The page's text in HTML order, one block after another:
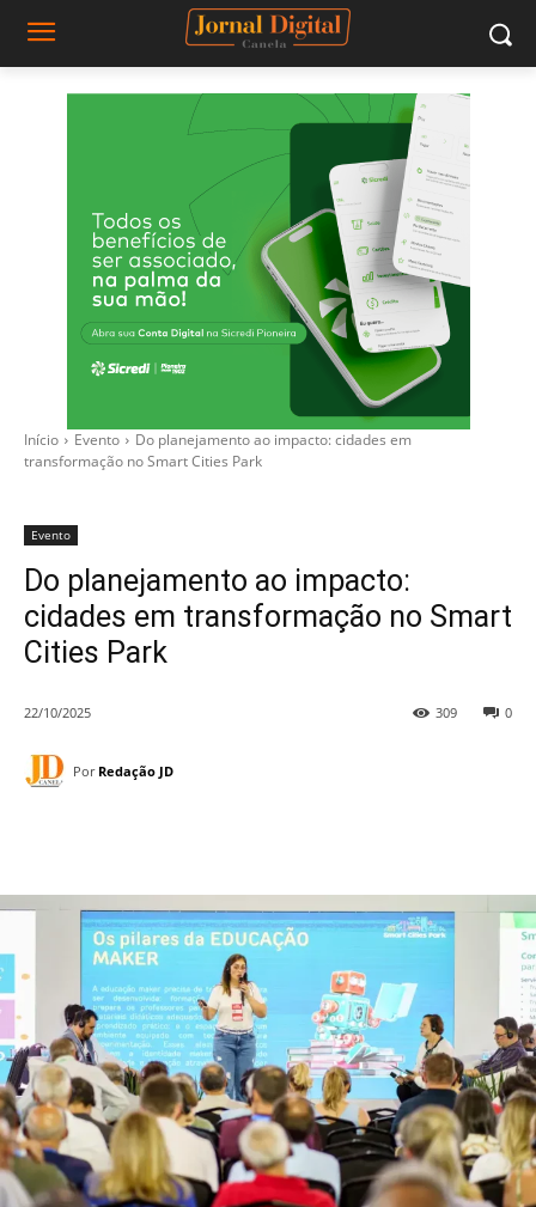
Início Evento
Do planejamento ao impacto: cidades em
transformação no Smart Cities Park
Evento
Do planejamento ao impacto:
cidades em transformação no Smart
Cities Park
22/10/2025 0
309
Por Redação JD